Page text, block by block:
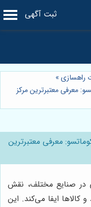
ثبت آگهی
راهسازی»
معرفی معتبرترین مرکز
معرفی معتبرترین
در صنایع مختلف، نقش
ایفا می‌کند. این